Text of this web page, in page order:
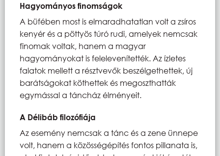
Hagyományos finomságok
A büfében most is elmaradhatatlan volt a zsíros
kenyér és a pöttyös túró rudi, amelyek nemcsak
finomak voltak, hanem a magyar
hagyományokat is felelevenítették. Az ízletes
falatok mellett a résztvevők beszélgethettek, új
barátságokat köthettek és megoszthatták
egymással a táncház élményeit.
A Délibáb filozófiája
Az esemény nemcsak a tánc és a zene ünnepe
volt, hanem a közösségépítés fontos pillanata is,